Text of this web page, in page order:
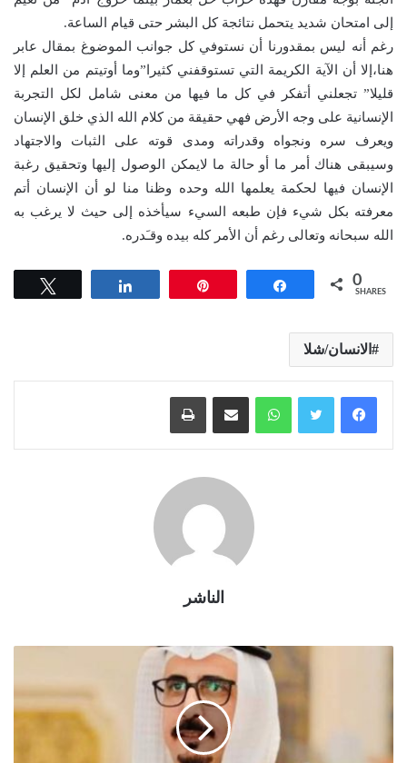
إلى امتحان شديد يتحمل نتائجة كل البشر حتى قيام الساعة.
رغم أنه ليس بمقدورنا أن نستوفي كل جوانب الموضوغ بمقال عابر
هنا،إلا أن الآية الكريمة التي تستوقفني كثيرا”وما أوتيتم من العلم إلا
قليلا” تجعلني أتفكر في كل ما فيها من معنى شامل لكل التجربة
الإنسانية على وجه الأرض فهي حقيقة من كلام الله الذي خلق الإنسان
ويعرف سره ونجواه وقدراته ومدى قوته على الثبات والاجتهاد
وسيبقى هناك أمر ما أو حالة ما لايمكن الوصول إليها وتحقيق رغبة
الإنسان فيها لحكمة يعلمها الله وحده وظنا منا لو أن الإنسان أتم
معرفته بكل شيء فإن طبعه السيء سيأخذه إلى حيث لا يرغب به
الله سبحانه وتعالى رغم أن الأمر كله بيده وقـَدره.
Share 0
SHARES
الانسان/شلا
واتساب مشاركة عبر البريد طباعة
الناشر